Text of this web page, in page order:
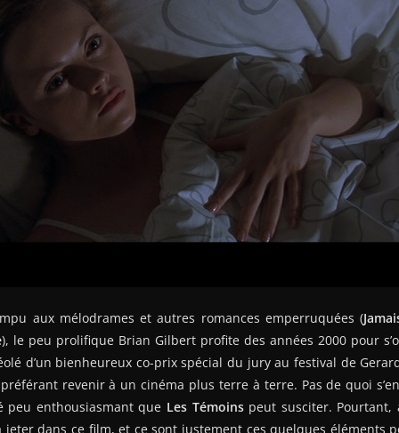
aux mélodrames et autres romances emperruquées (
), le peu prolifique Brian Gilbert profite des années 2000 pour
d’un bienheureux co-prix spécial du jury au festival de
revenir à un cinéma plus terre à terre. Pas de quoi
peu enthousiasmant que Les Témoinspeut susciter. Pourtant,
jeter dans ce film, et ce sont justement ces quelques éléments